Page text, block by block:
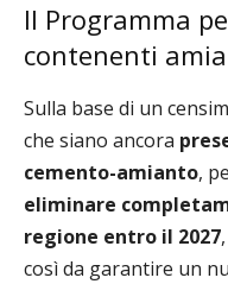
Il Programma
contenenti
Sulla base di un
che siano ancora
cemento-amianto,
eliminare
regione entro il 2027
così da garantire un